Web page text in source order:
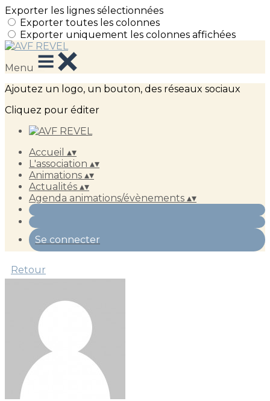
Exporter les lignes sélectionnées
Exporter toutes les colonnes
Exporter uniquement les colonnes affichées
Menu
Ajoutez un logo, un bouton, des réseaux sociaux
Cliquez pour éditer
Accueil ▴▾
L'association ▴▾
Animations ▴▾
Actualités ▴▾
Agenda animations/évènements ▴▾
Se connecter
Retour